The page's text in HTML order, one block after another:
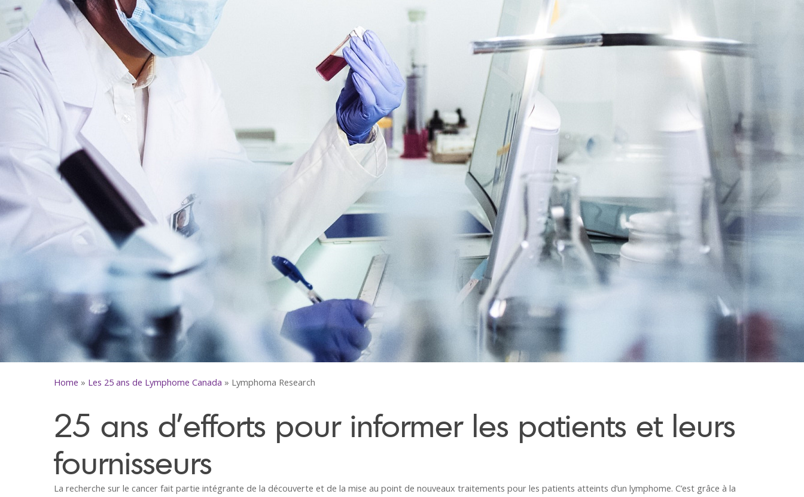
Home » Les 25 ans de Lymphome Canada » Lymphoma Research
25 ans d’efforts pour informer les patients et leurs
fournisseurs
La recherche sur le cancer fait partie intégrante de la découverte et de la mise au point de nouveaux traitements pour les patients atteints d’un lymphome. C’est grâce à la